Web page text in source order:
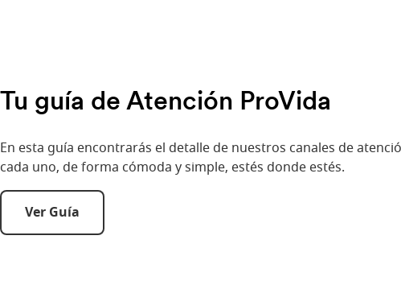
Tu guía de Atención ProVida
En esta guía encontrarás el detalle de nuestros canales de
cada uno, de forma cómoda y simple, estés donde estés.
Ver Guía